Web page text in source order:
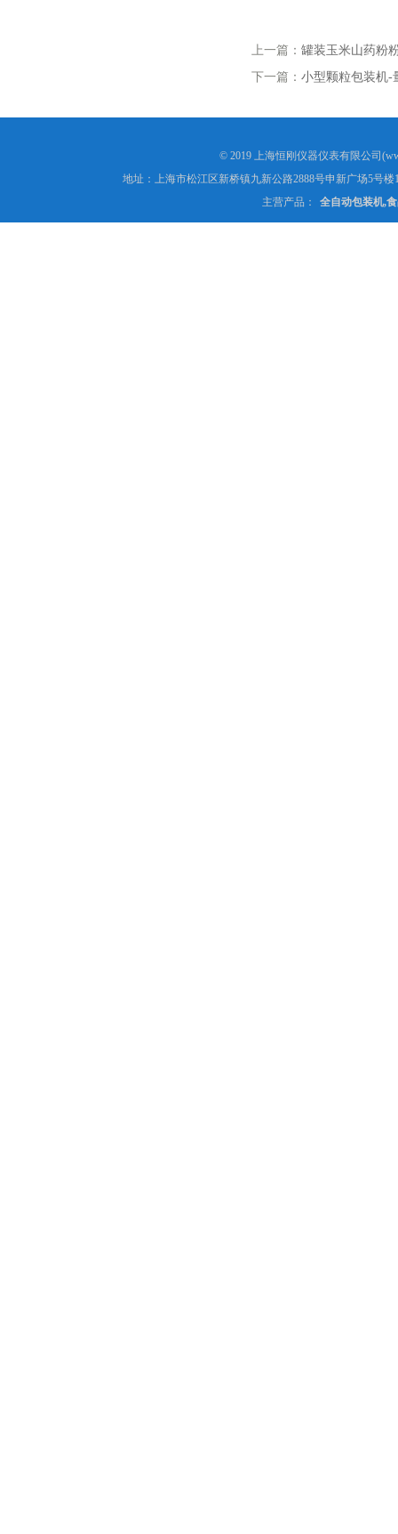
上一篇： 罐装玉米山药粉
下一篇： 小型颗粒包装机-
© 2019 上海恒刚仪器仪表有限公司
地址：上海市松江区新桥镇九新公路2888号申新广场5号楼
主营产品：
全自动包装机,